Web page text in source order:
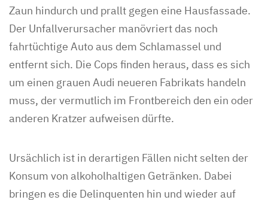
Zaun hindurch und prallt gegen eine Hausfassade.
Der Unfallverursacher manövriert das noch
fahrtüchtige Auto aus dem Schlamassel und
entfernt sich. Die Cops finden heraus, dass es sich
um einen grauen Audi neueren Fabrikats handeln
muss, der vermutlich im Frontbereich den ein oder
anderen Kratzer aufweisen dürfte.
Ursächlich ist in derartigen Fällen nicht selten der
Konsum von alkoholhaltigen Getränken. Dabei
bringen es die Delinquenten hin und wieder auf